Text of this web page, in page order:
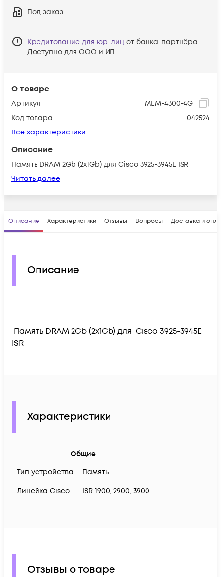
О товаре
Артикул
MEM-4300-4G
Код товара
042524
Все характеристики
Описание
Память DRAM 2Gb (2x1Gb) для Cisco 3925-3945E ISR
Читать далее
Под заказ
Кредитование для юр. лиц от банка-партнёра.
Доступно для ООО и ИП
Описание Характеристики Отзывы Вопросы Доставка и
Описание
Память DRAM 2Gb (2x1Gb) для Cisco 3925-3945E
ISR
Характеристики
Общие
Тип устройства
Память
Линейка Cisco ISR 1900, 2900, 3900
Отзывы о товаре